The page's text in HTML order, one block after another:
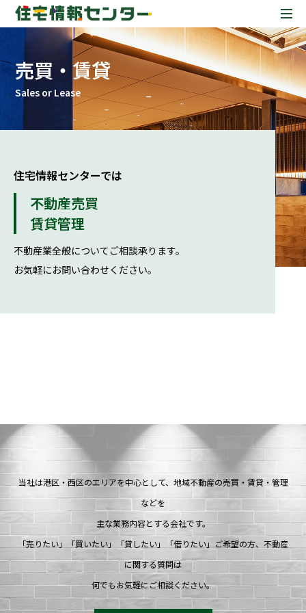
売買・賃貸
Sales or Lease
住宅情報センターでは
不動産売買
賃貸管理
不動産業全般についてご相談承ります。
お気軽にお問い合わせください。
当社は港区・西区のエリアを中心として、地域不動産の売買・賃貸・管理
などを
主な業務内容とする会社です。
「売りたい」「買いたい」「貸したい」「借りたい」ご希望の方、不動産
に関する質問は
何でもお気軽にご相談ください。